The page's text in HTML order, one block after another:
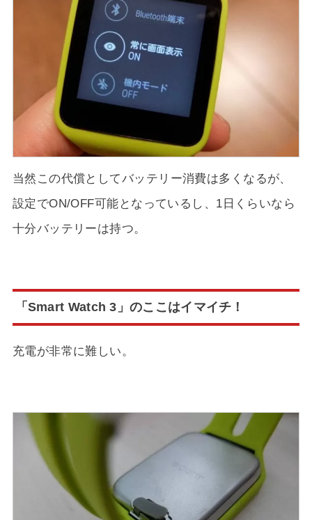
当然この代償としてバッテリー消費は多くなるが、
設定でON/OFF可能となっているし、1日くらいなら
十分バッテリーは持つ。
「Smart Watch 3」のここはイマイチ！
充電が非常に難しい。